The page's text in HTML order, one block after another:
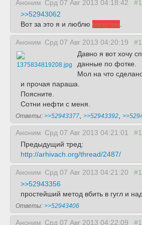
Аноним Срд 07 Авг 2013 04:18:42
>>52943062
Вот за это я и люблю мизулин
Аноним Срд 07 Авг 2013 04:20:19
1375834819208.jpg
Давно я вот хочу
данные по фотке.
Мол на что
и прочая параша.
Поясните.
Сотни нефти с меня.
Ответы: >>52943377 >>52943392
Аноним Срд 07 Авг 2013 04:21:01
Предыдущий тред:
http://arhivach.org/thread/2487/
Аноним Срд 07 Авг 2013 04:21:20
>>52943356
простейший метод вбить в гугл и
Ответы: >>52943406
Аноним Срд 07 Авг 2013 04:22:09